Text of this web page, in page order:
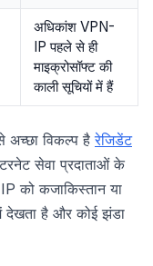
अधिकांश VPN-
IP पहले से ही
माइक्रोसॉफ्ट की
काली सूचियों में हैं
अच्छा विकल्प हैरेजिडेंट
सेवा प्रदाताओं के
को कजाकिस्तान या
देखता है और कोई झंडा